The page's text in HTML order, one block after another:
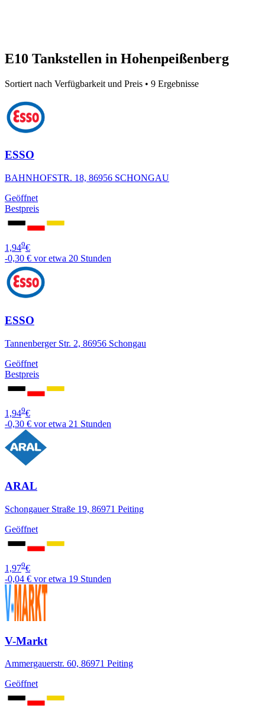
E10 Tankstellen in Hohenpeißenberg
Sortiert nach Verfügbarkeit und Preis • 9 Ergebnisse
ESSO
BAHNHOFSTR. 18, 86956 SCHONGAU
Geöffnet
Bestpreis
1,949€
-0,30 € vor etwa 20 Stunden
ESSO
Tannenberger Str. 2, 86956 Schongau
Geöffnet
Bestpreis
1,949€
-0,30 € vor etwa 21 Stunden
ARAL
Schongauer Straße 19, 86971 Peiting
Geöffnet
1,979€
-0,04 € vor etwa 19 Stunden
V-Markt
Ammergauerstr. 60, 86971 Peiting
Geöffnet